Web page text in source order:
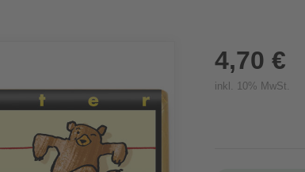
4,70 €
inkl. 10% MwSt.